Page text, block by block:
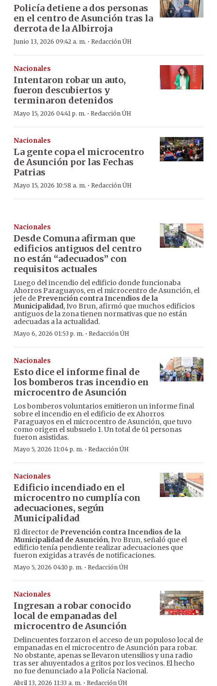
Policía detiene a dos personas
en el centro de Asunción tras la
derrota de la Albirroja
Junio 13, 2026 09:42 a. m. · Redacción ÚH
Nacionales
Intentaron robar un auto,
fueron descubiertos y
terminaron detenidos
Mayo 15, 2026 04:41 p. m. · Redacción ÚH
Nacionales
La gente copa el microcentro
de Asunción por las Fechas
Patrias
Mayo 15, 2026 10:58 a. m. · Redacción ÚH
Nacionales
Desde Comuna afirman que
edificios antiguos del centro
no están “adecuados” con
requisitos actuales
Luego del incendio del edificio donde funcionaba
Ahorros Paraguayos, en el microcentro de Asunción, el
jefe de Prevención contra Incendios de la
Municipalidad, Ivo Brun, afirmó que muchos edificios
antiguos de la zona tienen normativas que no están
adecuadas a la actualidad.
Mayo 6, 2026 01:53 p. m. · Redacción ÚH
Nacionales
Esto dice el informe final de
los bomberos tras incendio en
microcentro de Asunción
Los bomberos voluntarios emitieron un informe final
sobre el incendio en el edificio de ex Ahorros
Paraguayos en el microcentro de Asunción, que tuvo
como origen el subsuelo 1. Un total de 61 personas
fueron asistidas.
Mayo 5, 2026 11:04 p. m. · Redacción ÚH
Nacionales
Edificio incendiado en el
microcentro no cumplía con
adecuaciones, según
Municipalidad
El director de Prevención contra Incendios de la
Municipalidad de Asunción, Ivo Brun, señaló que el
edificio tenía pendiente realizar adecuaciones que
fueron exigidas a través de notificaciones.
Mayo 5, 2026 04:10 p. m. · Redacción ÚH
Nacionales
Ingresan a robar conocido
local de empanadas del
microcentro de Asunción
Delincuentes forzaron el acceso de un populoso local de
empanadas en el microcentro de Asunción para robar.
No obstante, apenas se llevaron utensilios y una radio
tras ser ahuyentados a gritos por los vecinos. El hecho
no fue denunciado a la Policía Nacional.
Abril 13, 2026 11:33 a. m. · Redacción ÚH